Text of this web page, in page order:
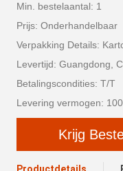
Min. bestelaantal: 1
Prijs: Onderhandelbaar
Verpakking Details:
Levertijd: Guangdong,
Betalingscondities: T/T
Levering vermogen:
Krijg